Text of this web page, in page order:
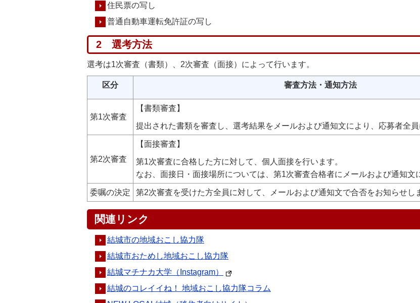
住民票の写し
普通自動車運転免許証の写し
2 選考方法
選考は1次審査（書類）、2次審査（面接）によって行います。
区分 審査方法・通知方法
第1次審査
【書類審査】
提出された書類を審査し、選考結果をメールおよび通知文により、応募者全員
第2次審査
【面接審査】
第1次審査に合格した方に対して、個人面接を行います。
なお、面接日・面接場所については、第1次審査合格者にメールおよび通知文
委嘱の決定 第2次審査を受けた方全員に対して、メールおよび通知文で合否をお知らせし
関連リンク
結城市の地域おこし協力隊
結城市おためし地域おこし協力隊
結城マチナカ大学（Instagram）
結城のコレイイね！ 地域おこし協力隊コラム